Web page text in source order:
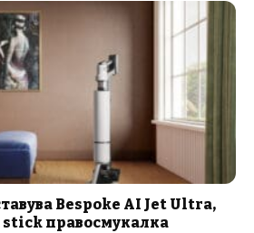
Bespoke AI Jet Ultra,
правосмукалка